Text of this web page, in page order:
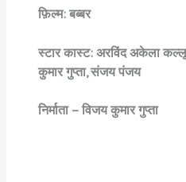
फ़िल्म: बब्बर
स्टार कास्ट: अरविंद अकेला कल्लू,
कुमार गुप्ता, संजय पंजय
निर्माता – विजय कुमार गुप्ता